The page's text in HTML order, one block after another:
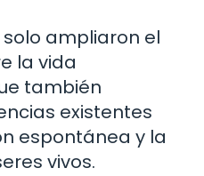
ampliaron el
la vida
también
existentes
espontánea y la
vivos.